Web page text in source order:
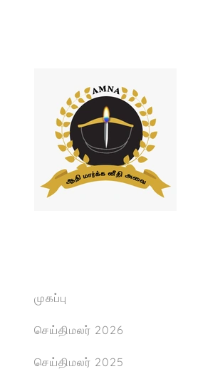
முகப்பு
செய்திமலர் 2026
செய்திமலர் 2025